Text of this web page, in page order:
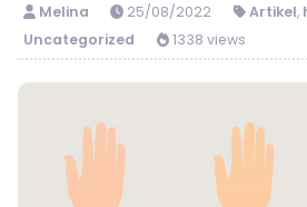
Melina 25/08/2022 Artikel,
Uncategorized
1338 views